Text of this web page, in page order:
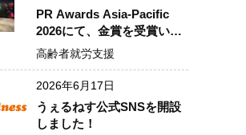
PR Awards Asia-Pacific
2026にて、金賞を受賞いた
しました！
高齢者就労支援
2026年6月17日
うぇるねす公式SNSを開設
しました！